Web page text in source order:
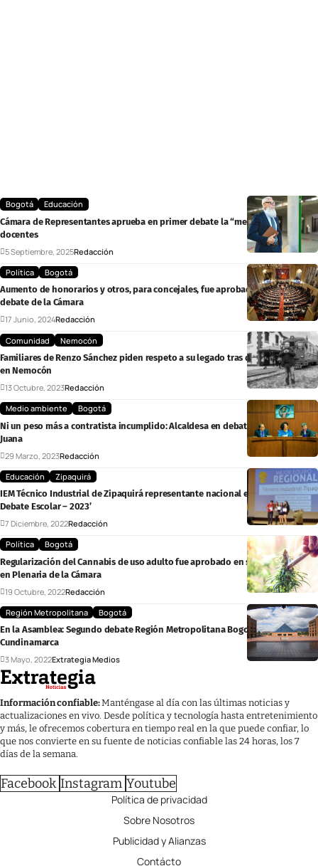
Bogotá
Educación
Cámara de Representantes aprueba en primer debate la “mesada 14” para
docentes
5 Septiembre, 2025Redacción
Política
Bogotá
Aumento de honorarios y otros, para concejales, fue aprobado en tercer
debate de la Cámara
17 Junio, 2024Redacción
Comunidad
Nemocón
Familiares de Renzo Sánchez piden respeto a su legado tras debate electoral
en Nemocón
13 Octubre, 2023Redacción
Medio ambiente
Bogotá
Ni un peso más a contratista incumplido: Alcaldesa en debate por CGR Doña
Juana
29 Marzo, 2023Redacción
Educación
Zipaquirá
IEM Técnico Industrial de Zipaquirá representante nacional en el ‘Mundial de
Debate Escolar – 2023’
7 Diciembre, 2022Redacción
Política
Bogotá
Regularización del Cannabis de uso adulto fue aprobado en segundo debate
en Plenaria de la Cámara
19 Octubre, 2022Redacción
Región Metropolitana
Bogotá
En la Asamblea: Segundo debate Región Metropolitana Bogotá –
Cundinamarca
3 Mayo, 2022Extrategia Medios
Información confiable:Manténgase al día con las últimas noticias y
actualizaciones en vivo. Desde política y tecnología hasta entretenimiento
y más, le ofrecemos cobertura en tiempo real en la que puede confiar, lo
que nos convierte en su fuente de noticias confiable las 24 horas, los 7
días de la semana.
Facebook Instagram Youtube
Política de privacidad
Sobre Nosotros
Publicidad y Alianzas
Contácto